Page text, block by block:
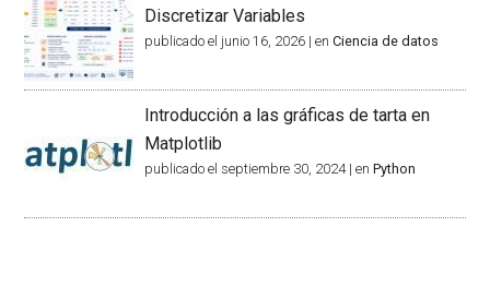
Discretizar Variables
publicado el junio 16, 2026 |enCiencia de datos
Introducción a las gráficas de tarta en
Matplotlib
publicado el septiembre 30, 2024|enPython